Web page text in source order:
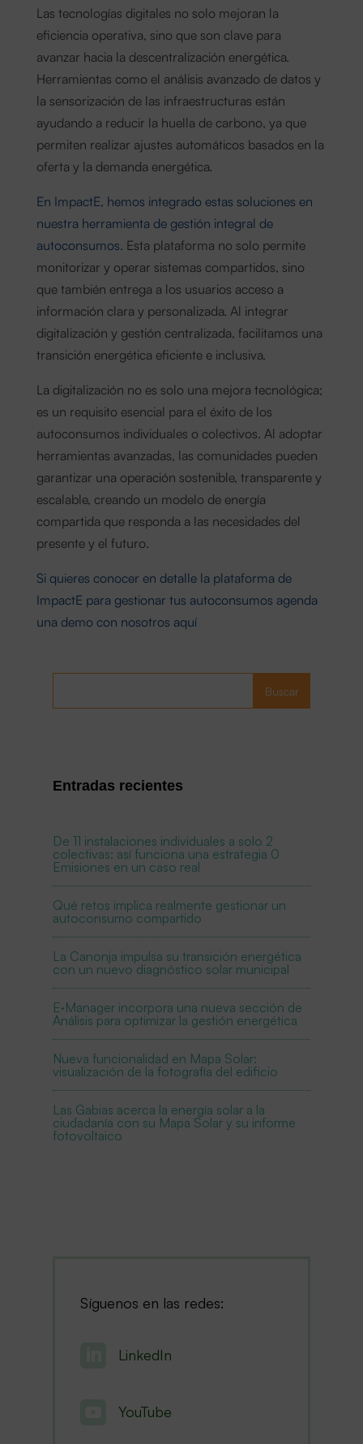
Las tecnologías digitales no solo mejoran la
eficiencia operativa, sino que son clave para
avanzar hacia la descentralización energética.
Herramientas como el análisis avanzado de datos y
la sensorización de las infraestructuras están
ayudando a reducir la huella de carbono, ya que
permiten realizar ajustes automáticos basados en la
oferta y la demanda energética.
En ImpactE, hemos integrado estas soluciones en
nuestra herramienta de gestión integral de
autoconsumos. Esta plataforma no solo permite
monitorizar y operar sistemas compartidos, sino
que también entrega a los usuarios acceso a
información clara y personalizada. Al integrar
digitalización y gestión centralizada, facilitamos una
transición energética eficiente e inclusiva.
La digitalización no es solo una mejora tecnológica;
es un requisito esencial para el éxito de los
autoconsumos individuales o colectivos. Al adoptar
herramientas avanzadas, las comunidades pueden
garantizar una operación sostenible, transparente y
escalable, creando un modelo de energía
compartida que responda a las necesidades del
presente y el futuro.
Si quieres conocer en detalle la plataforma de
ImpactE para gestionar tus autoconsumos agenda
una demo con nosotros aquí
Buscar
Entradas recientes
De 11 instalaciones individuales a solo 2
colectivas: así funciona una estrategia 0
Emisiones en un caso real
Qué retos implica realmente gestionar un
autoconsumo compartido
La Canonja impulsa su transición energética
con un nuevo diagnóstico solar municipal
E·Manager incorpora una nueva sección de
Análisis para optimizar la gestión energética
Nueva funcionalidad en Mapa Solar:
visualización de la fotografía del edificio
Las Gabias acerca la energía solar a la
ciudadanía con su Mapa Solar y su informe
fotovoltaico
Síguenos en las redes:
LinkedIn
YouTube